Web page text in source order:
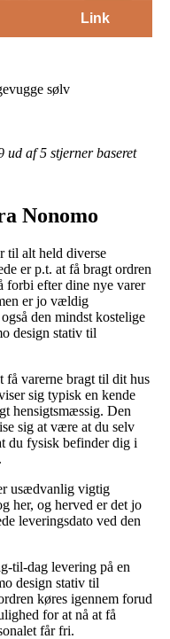
Link
sølv
ud af 5 stjerner baseret
Nonomo
til alt held diverse
er p.t. at få bragt ordren
forbi efter dine nye varer
er jo vældig
den mindst kostelige
design stativ til
få varerne bragt til dit hus
sig typisk en kende
hensigtsmæssig. Den
sig at være at du selv
du fysisk befinder dig i
usædvanlig vigtig
her, og herved er det jo
leveringsdato ved den
til-dag levering på en
design stativ til
køres igennem forud
for at nå at få
får fri.